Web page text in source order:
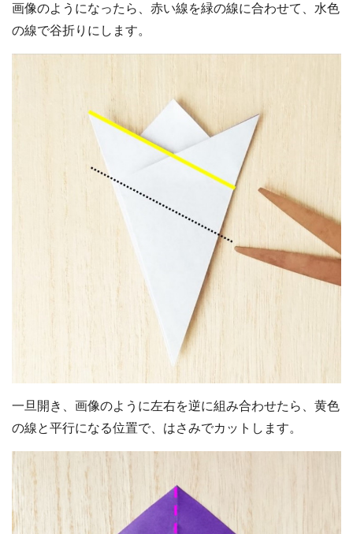
画像のようになったら、赤い線を緑の線に合わせて、水色
の線で谷折りにします。
一旦開き、画像のように左右を逆に組み合わせたら、黄色
の線と平行になる位置で、はさみでカットします。